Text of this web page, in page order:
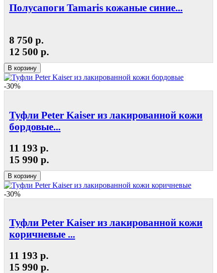
Полусапоги Tamaris кожаные синие...
8 750 р.
12 500 р.
В корзину
-30%
Туфли Peter Kaiser из лакированной кожи
бордовые...
11 193 р.
15 990 р.
В корзину
-30%
Туфли Peter Kaiser из лакированной кожи
коричневые ...
11 193 р.
15 990 р.